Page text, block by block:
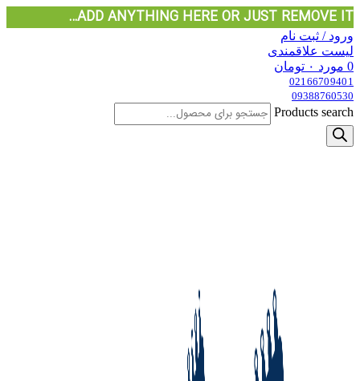
ADD ANYTHING HERE OR JUST REMOVE IT…
ورود / ثبت نام
لیست علاقمندی
0 مورد ۰ تومان
02166709401
09388760530
Products search